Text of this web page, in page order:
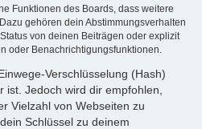
Funktionen des Boards, dass weitere
gehören dein Abstimmungsverhalten
von deinen Beiträgen oder explizit
oder Benachrichtigungsfunktionen.
Verschlüsselung (Hash)
Jedoch wird dir empfohlen,
Vielzahl von Webseiten zu
Schlüssel zu deinem